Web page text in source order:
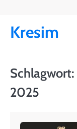
content
Kresim
Schlagwort:
2025